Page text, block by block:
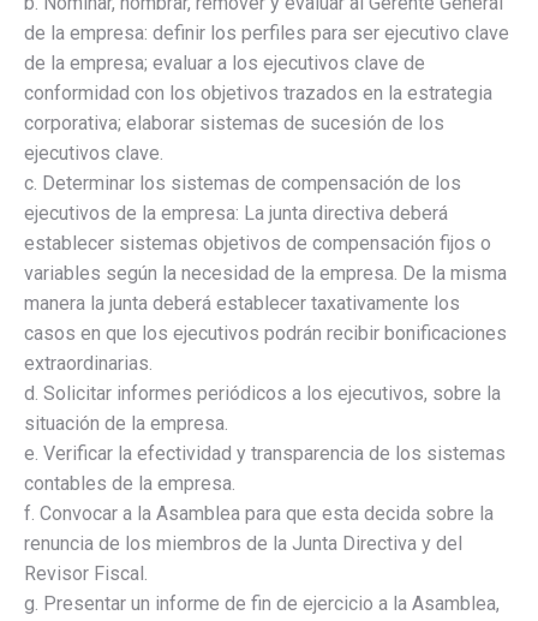
de la empresa: definir los perfiles para ser ejecutivo clave
de la empresa; evaluar a los ejecutivos clave de
conformidad con los objetivos trazados en la estrategia
corporativa; elaborar sistemas de sucesión de los
ejecutivos clave.
c. Determinar los sistemas de compensación de los
ejecutivos de la empresa: La junta directiva deberá
establecer sistemas objetivos de compensación fijos o
variables según la necesidad de la empresa. De la misma
manera la junta deberá establecer taxativamente los
casos en que los ejecutivos podrán recibir bonificaciones
extraordinarias.
d. Solicitar informes periódicos a los ejecutivos, sobre la
situación de la empresa.
e. Verificar la efectividad y transparencia de los sistemas
contables de la empresa.
f. Convocar a la Asamblea para que esta decida sobre la
renuncia de los miembros de la Junta Directiva y del
Revisor Fiscal.
g. Presentar un informe de fin de ejercicio a la Asamblea,